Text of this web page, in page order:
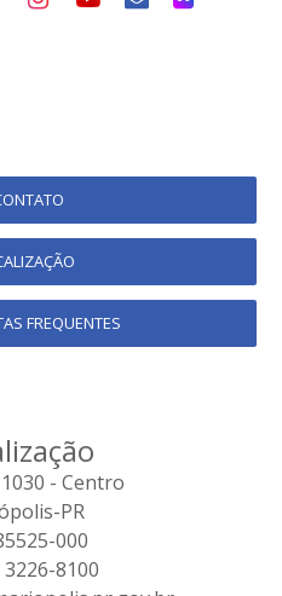
FREQUENTES
- Centro
PR
000
8100